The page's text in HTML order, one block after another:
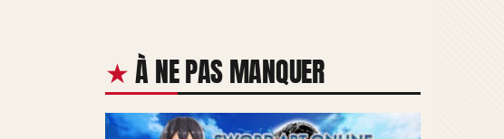
À NE PAS MANQUER